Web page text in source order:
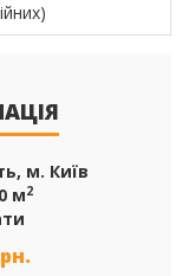
м. Київ
м2